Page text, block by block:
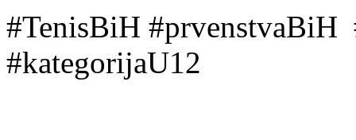
#TenisBiH
#kategorijaU12